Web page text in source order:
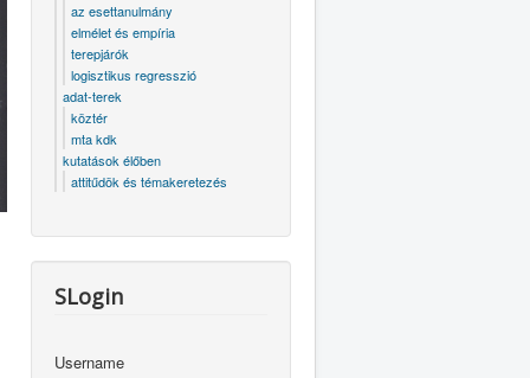
az esettanulmány
elmélet és empíria
terepjárók
logisztikus regresszió
adat-terek
köztér
mta kdk
kutatások élőben
attitűdök és témakeretezés
SLogin
Username